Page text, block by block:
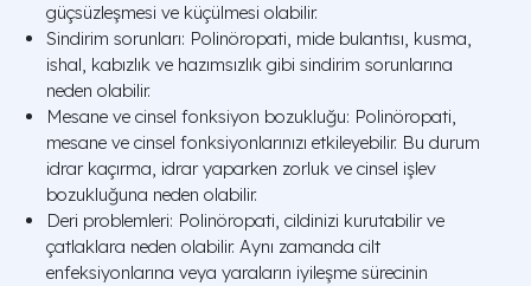
güçsüzleşmesi ve küçülmesi olabilir.
Sindirim sorunları: Polinöropati, mide bulantısı, kusma,
ishal, kabızlık ve hazımsızlık gibi sindirim sorunlarına
neden olabilir.
Mesane ve cinsel fonksiyon bozukluğu: Polinöropati,
mesane ve cinsel fonksiyonlarınızı etkileyebilir. Bu durum
idrar kaçırma, idrar yaparken zorluk ve cinsel işlev
bozukluğuna neden olabilir.
Deri problemleri: Polinöropati, cildinizi kurutabilir ve
çatlaklara neden olabilir. Aynı zamanda cilt
enfeksiyonlarına veya yaraların iyileşme sürecinin